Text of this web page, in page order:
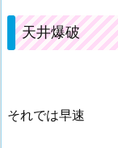
天井爆破
それでは早速